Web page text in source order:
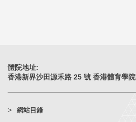
體院地址:
香港新界沙田源禾路 25 號 香港體育學院
網站目錄